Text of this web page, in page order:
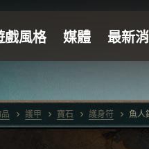
護甲 寶石 護身符 魚人